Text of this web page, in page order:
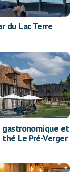
du Lac Terre
gastronomique et
Le Pré-Verger